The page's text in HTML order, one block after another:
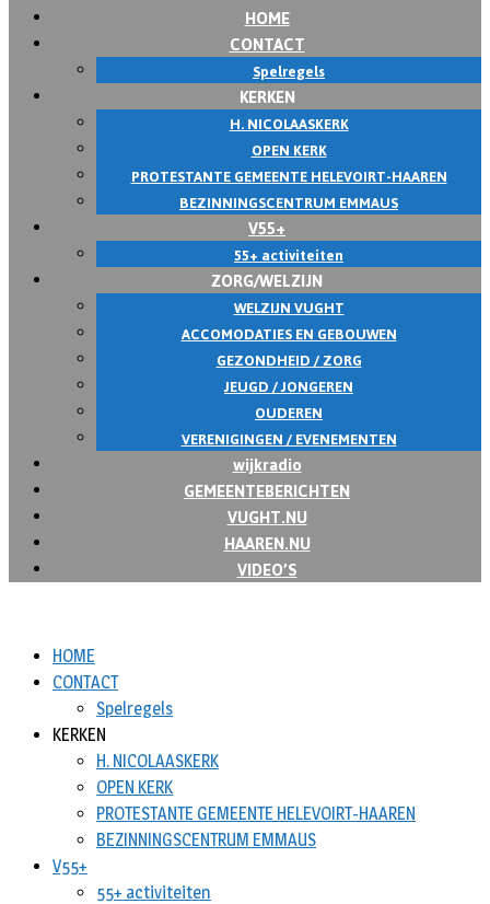
HOME
CONTACT
Spelregels
KERKEN
H. NICOLAASKERK
OPEN KERK
PROTESTANTE GEMEENTE HELEVOIRT-HAAREN
BEZINNINGSCENTRUM EMMAUS
V55+
55+ activiteiten
ZORG/WELZIJN
WELZIJN VUGHT
ACCOMODATIES EN GEBOUWEN
GEZONDHEID / ZORG
JEUGD / JONGEREN
OUDEREN
VERENIGINGEN / EVENEMENTEN
wijkradio
GEMEENTEBERICHTEN
VUGHT.NU
HAAREN.NU
VIDEO’S
HOME
CONTACT
Spelregels
KERKEN
H. NICOLAASKERK
OPEN KERK
PROTESTANTE GEMEENTE HELEVOIRT-HAAREN
BEZINNINGSCENTRUM EMMAUS
V55+
55+ activiteiten